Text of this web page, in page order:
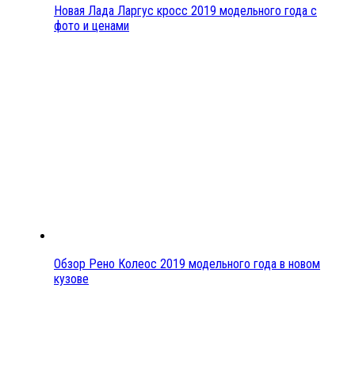
Новая Лада Ларгус кросс 2019 модельного года с
фото и ценами
Обзор Рено Колеос 2019 модельного года в новом
кузове